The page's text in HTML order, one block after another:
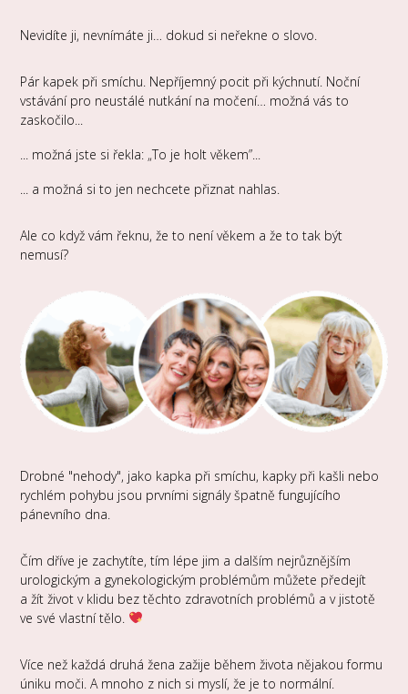
Nevidíte ji, nevnímáte ji… dokud si neřekne o slovo.
Pár kapek při smíchu. Nepříjemný pocit při kýchnutí. Noční
vstávání pro neustálé nutkání na močení… možná vás to
zaskočilo...
... možná jste si řekla: „To je holt věkem”...
... a možná si to jen nechcete přiznat nahlas.
Ale co když vám řeknu, že to není věkem a že to tak být
nemusí?
Drobné "nehody", jako kapka při smíchu, kapky při kašli nebo
rychlém pohybu jsou prvními signály špatně fungujícího
pánevního dna.
Čím dříve je zachytíte, tím lépe jim a dalším nejrůznějším
urologickým a gynekologickým problémům můžete předejít
a žít život v klidu bez těchto zdravotních problémů a v jistotě
ve své vlastní tělo.
Více než každá druhá žena zažije během života nějakou formu
úniku moči. A mnoho z nich si myslí, že je to normální.